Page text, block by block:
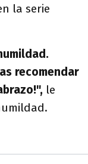
la serie
recomendar
le